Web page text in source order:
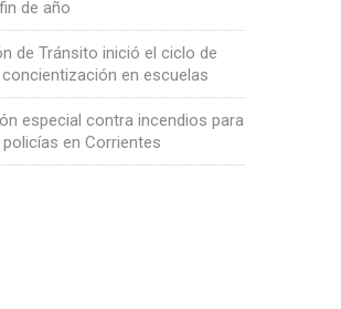
de año
de Tránsito inició el ciclo de
en escuelas
especial contra incendios para
en Corrientes